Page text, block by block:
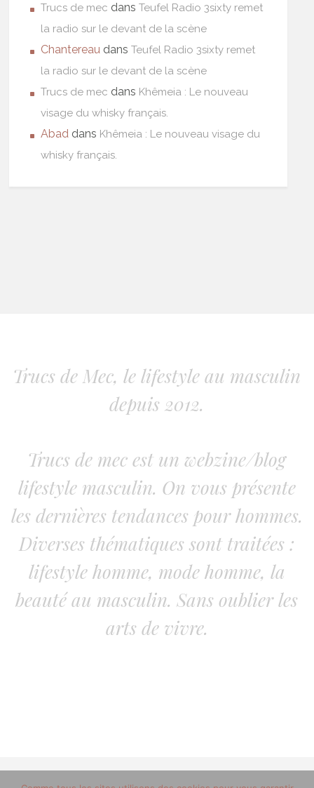
Trucs de mec dansTeufel Radio 3sixty remet
la radio sur le devant de la scène
Chantereau dansTeufel Radio 3sixty remet
la radio sur le devant de la scène
Trucs de mec dans Khêmeia : Le nouveau
visage du whisky français.
Abad dans Khêmeia : Le nouveau visage du
whisky français.
Trucs de Mec, le lifestyle au masculin
depuis 2012.
Trucs de mec est un webzine/blog
lifestyle masculin. On vous présente
les dernières tendances pour hommes.
Diverses thématiques sont traitées :
lifestyle homme, mode homme, la
beauté au masculin. Sans oublier les
arts de vivre.